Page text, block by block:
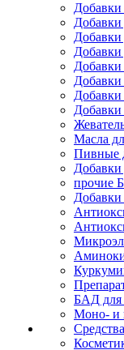
Добавки
Добавки
Добавки
Добавки
Добавки
Масла
Пивные
Добавки
прочие
БАД для
Моно- и